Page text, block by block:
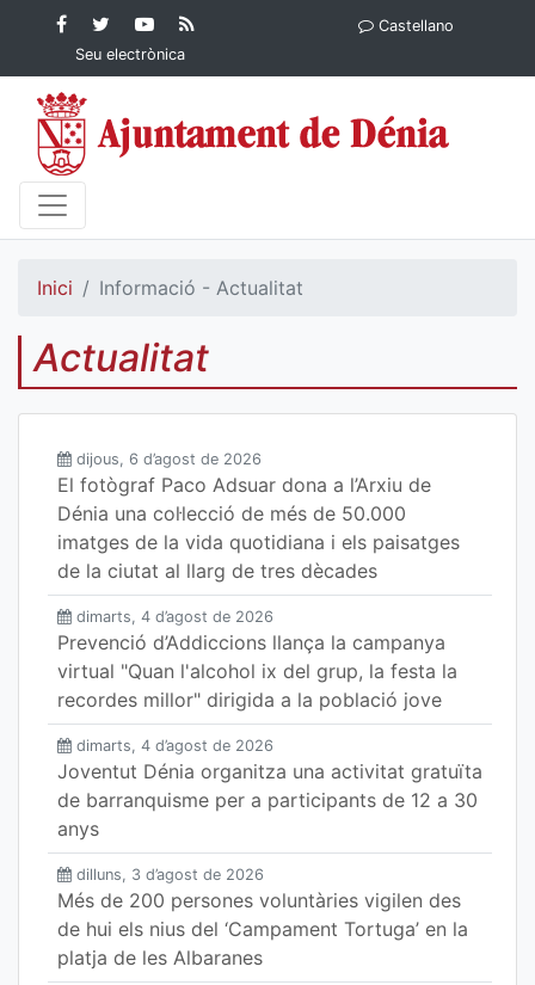
Contingut principalFacebook
Ajuntament de Dénia
Twitter
Ajuntament de
Dénia
YouTube
Ajuntament
de Dénia
Ajuntament
Seu electrònica
Castellano
Inici Informació - Actualitat
Actualitat
dijous, 6 d’agost de 2026
El fotògraf Paco Adsuar dona a l’Arxiu de
Dénia una col·lecció de més de 50.000
imatges de la vida quotidiana i els paisatges
de la ciutat al llarg de tres dècades
dimarts, 4 d’agost de 2026
Prevenció d’Addiccions llança la campanya
virtual "Quan l'alcohol ix del grup, la festa la
recordes millor" dirigida a la població jove
dimarts, 4 d’agost de 2026
Joventut Dénia organitza una activitat gratuïta
de barranquisme per a participants de 12 a 30
anys
dilluns, 3 d’agost de 2026
Més de 200 persones voluntàries vigilen des
de hui els nius del ‘Campament Tortuga’ en la
platja de les Albaranes